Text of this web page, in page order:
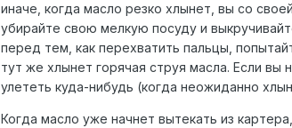
иначе, когда масло резко хлынет, вы со
убирайте свою мелкую посуду и
перед тем, как перехватить пальцы,
тут же хлынет горячая струя масла. Если
улететь куда-нибудь (когда неожиданно
Когда масло уже начнет вытекать из